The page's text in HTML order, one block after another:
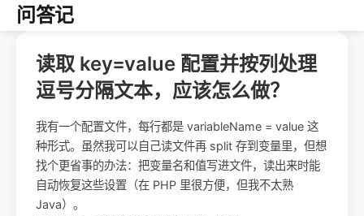
问答记
读取 key=value 配置并按列处理
逗号分隔文本，应该怎么做？
我有一个配置文件，每行都是 variableName = value 这
种形式。虽然我可以自己读文件再 split 存到变量里，但想
找个更省事的办法：把变量名和值写进文件，读出来时能
自动恢复这些设置（在 PHP 里很方便，但我不太熟
Java）。